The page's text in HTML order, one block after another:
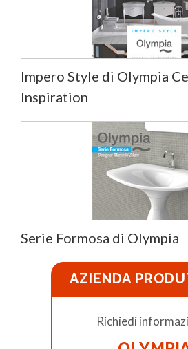
Impero Style di Olympia
Inspiration
Serie Formosa di Olympia
AZIENDA
Richiedi